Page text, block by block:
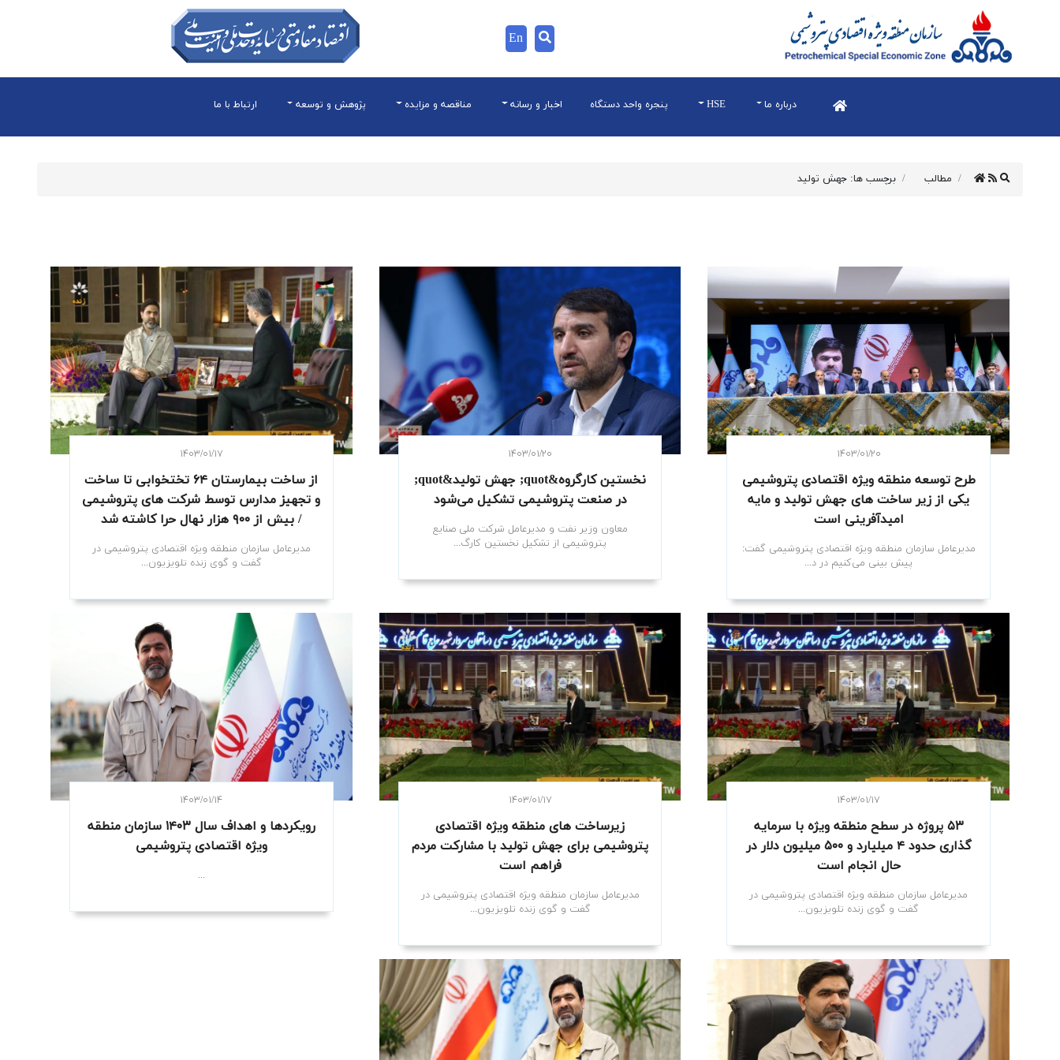
En
درباره ما HSE پنجره واحد دستگاه اخبار و رسانه مناقصه و مزایده پژوهش و توسعه ارتباط با ما
مطالب برچسب ها: جهش تولید
۱۴۰۳/۰۱/۲۰
طرح توسعه منطقه ویژه اقتصادی پتروشیمی
یکی از زیر ساخت های جهش تولید و مایه
امیدآفرینی است
مدیرعامل سازمان منطقه ویژه اقتصادی پتروشیمی گفت:
پیش بینی می‌کنیم در د...
۱۴۰۳/۰۱/۲۰
نخستین کارگروه‌&quot; جهش تولید&quot;
در صنعت پتروشیمی تشکیل می‌شود
معاون وزیر نفت و مدیرعامل شرکت ملی صنایع
پتروشیمی از تشکیل نخستین کارگ...
۱۴۰۳/۰۱/۱۷
از ساخت بیمارستان ۶۴ تختخوابی تا ساخت
و تجهیز مدارس توسط شرکت های پتروشیمی
/ بیش از ۹۰۰ هزار نهال حرا کاشته شد
مدیرعامل سازمان منطقه ویژه اقتصادی پتروشیمی در
گفت و گوی زنده تلویزیون...
۱۴۰۳/۰۱/۱۷
۵۳ پروژه در سطح منطقه ویژه با سرمایه
گذاری حدود ۴ میلیارد و ۵۰۰ میلیون دلار در
حال انجام است
مدیرعامل سازمان منطقه ویژه اقتصادی پتروشیمی در
گفت و گوی زنده تلویزیون...
۱۴۰۳/۰۱/۱۷
زیرساخت های منطقه ویژه اقتصادی
پتروشیمی برای جهش تولید با مشارکت مردم
فراهم است
مدیرعامل سازمان منطقه ویژه اقتصادی پتروشیمی در
گفت و گوی زنده تلویزیون...
۱۴۰۳/۰۱/۱۴
رویکردها و اهداف سال ۱۴۰۳ سازمان منطقه
ویژه اقتصادی پتروشیمی
...